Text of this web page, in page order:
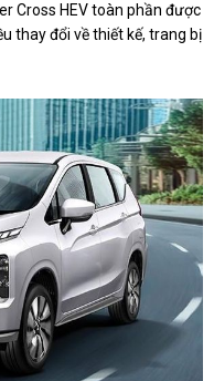
Cross HEV toàn phần được
thay đổi về thiết kế, trang bị